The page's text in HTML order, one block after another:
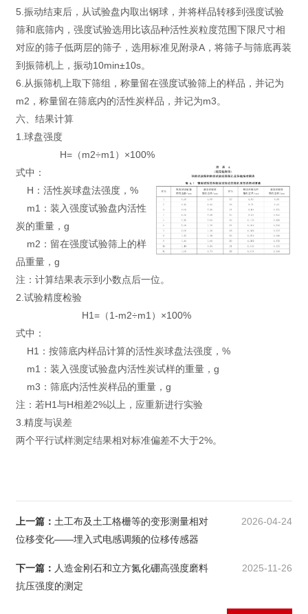
5.振动结束后，从试验盘内取出钢球，并将样品转移到强度试验
筛和底筛内，强度试验选用比该品种活性炭粒度范围下限尺寸相
对应的筛子低两层的筛子，选用标准见附录A，将筛子与筛底再装
到振筛机上，振动10min±10s。
6.从振筛机上取下筛组，称量留在强度试验筛上的样品，并记为
m2，称量留在筛底内的活性炭样品，并记为m3。
六、结果计算
1.球盘强度
H=（m2÷m1）×100%
式中：
H：活性炭球盘法强度，%
m1：装入强度试验盘内活性
炭的重量，g
m2：留在强度试验筛上的样
品重量，g
注：计算结果表示到小数点后一位。
2.试验精度检验
H1=（1-m2÷m1）×100%
式中：
H1：按筛底内样品计算的活性炭球盘法强度，%
m1：装入强度试验盘内活性炭试样的重量，g
m3：筛底内活性炭样品的重量，g
注：若H1与H相差2%以上，应重新进行实验
3.精度与误差
两个平行试样测定结果相对标准偏差不大于2%。
上一篇： 土工布及土工格栅等的变形测量相对
位移变化——埋入式电感调频的位移传感器
2026-04-24
下一篇： 人造金刚石和立方氮化硼高强度磨料
抗压强度的测定
2025-11-26